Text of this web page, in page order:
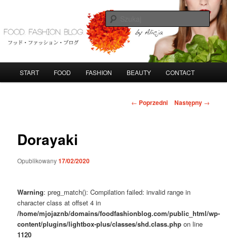
tekstu
FoodFashionBlog
START FOOD FASHION BEAUTY CONTACT
N
w
i
s
← Poprzedni Następny →
Dorayaki
Opublikowany17/02/2020
Warning: preg_match(): Compilation failed: invalid range in
character class at offset 4 in
/home/mjojaznb/domains/foodfashionblog.com/public_html/wp-
content/plugins/lightbox-plus/classes/shd.class.php on line
1120